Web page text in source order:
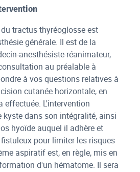
tractus thyréoglosse est
générale. Il est de la
anesthésiste-réanimateur,
au préalable à
à vos questions relatives à
cutanée horizontale, en
effectuée. L'intervention
kyste dans son intégralité, ainsi
hyoïde auquel il adhère et
pour limiter les risques
aspiratif est, en règle, mis en
d'un hématome. Il sera